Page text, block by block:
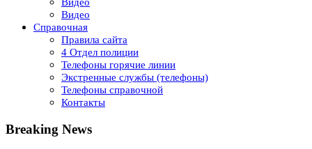
Видео
Видео
Справочная
Правила сайта
4 Отдел полиции
Телефоны горячие линии
Экстренные службы (телефоны)
Телефоны справочной
Контакты
Breaking News